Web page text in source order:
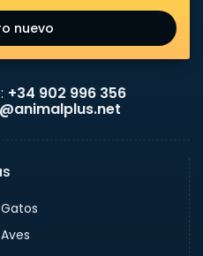
nuevo
+34 902 996 356
Gatos
Aves